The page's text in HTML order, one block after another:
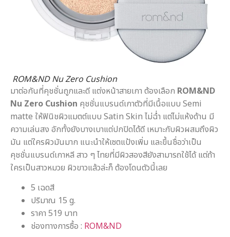
ROM&ND Nu Zero Cushion
มาต่อกันที่คุชชั่นถูกและดี แต่งหน้าสายเกา ต้องเลือก ROM&ND
Nu Zero Cushion คุชชั่นแบรนด์เกาตัวที่มีเนื้อแบบ Semi
matte ให้ฟินิชผิวแมตต์แบบ Satin Skin ไม่ฉ่ำ แต่ไม่แห้งด้าน มี
ความเล่นสง อักทั้งยังบางเบาแต่ปกปิดได้ดี เหมาะกับผิวผสมถึงผิว
มัน แต่ใครผิวมันมาก แนะนำให้เซตแป้งเพิ่ม และขึ้นชื่อว่าเป็น
คุชชั่นแบรนด์เกาหลี สาว ๆ ไทยที่มีผิวสองสียังสามารถใช้ได้ แต่ถ้า
ใครเป็นสาวหมวย ผิวขาวแล้วล่ะก็ ต้องโดนตัวนี้เลย
5 เฉดสี
ปริมาณ 15 g.
ราคา 519 บาท
ช่องทางการซื้อ : ROM&ND